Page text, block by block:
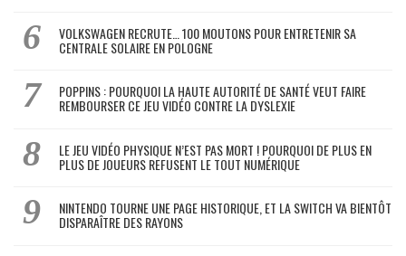
VOLKSWAGEN RECRUTE… 100 MOUTONS POUR ENTRETENIR SA
CENTRALE SOLAIRE EN POLOGNE
POPPINS : POURQUOI LA HAUTE AUTORITÉ DE SANTÉ VEUT FAIRE
REMBOURSER CE JEU VIDÉO CONTRE LA DYSLEXIE
LE JEU VIDÉO PHYSIQUE N’EST PAS MORT ! POURQUOI DE PLUS EN
PLUS DE JOUEURS REFUSENT LE TOUT NUMÉRIQUE
NINTENDO TOURNE UNE PAGE HISTORIQUE, ET LA SWITCH VA BIENTÔT
DISPARAÎTRE DES RAYONS